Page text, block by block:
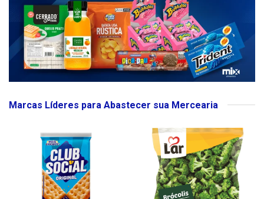
Marcas Líderes para Abastecer sua Mercearia